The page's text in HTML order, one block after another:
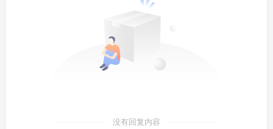
没有回复内容